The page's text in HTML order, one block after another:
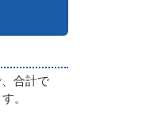
合計で
。